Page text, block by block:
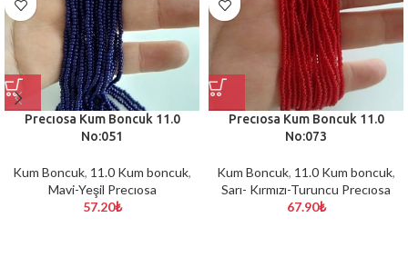
Precıosa Kum Boncuk 11.0
No:051
Kum Boncuk, 11.0 Kum boncuk,
Mavi-Yeşil Precıosa
57.20₺
Precıosa Kum Boncuk 11.0
No:073
Kum Boncuk, 11.0 Kum boncuk,
Sarı- Kırmızı-Turuncu Precıosa
67.90₺